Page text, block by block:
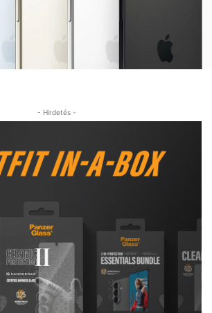
- Hirdetés -